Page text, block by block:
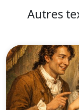
Autres